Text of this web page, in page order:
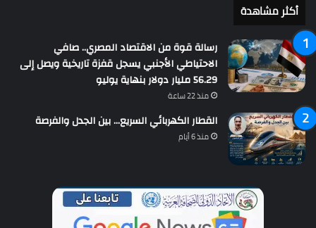
أكثر مشاهدة
رسالة قوة من الاقتصاد المصري.. صافي
الاحتياطي الأجنبي يسجل قفزة تاريخية ويصل إلى
56.29 مليار دولار بنهاية يوليو
منذ 22 ساعة
القطار الكهربائي السريع… بين الجدل والفرصة
منذ 6 أيام